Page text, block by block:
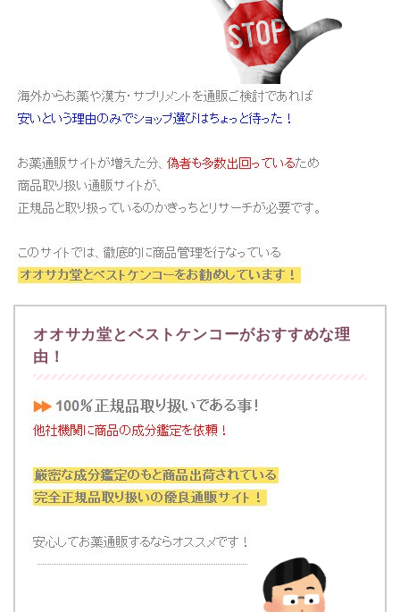
オオサカ堂とベストケンコーがおすすめな理
由！